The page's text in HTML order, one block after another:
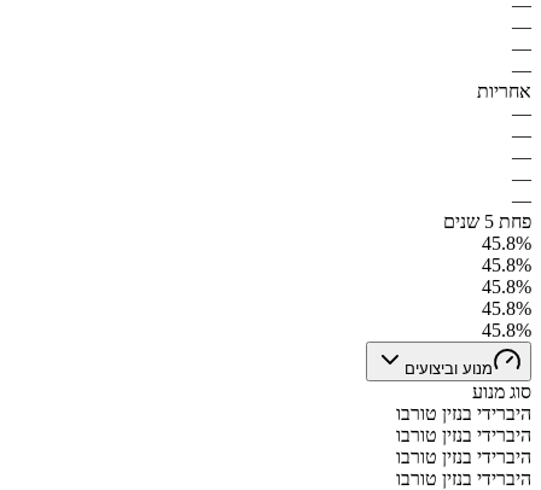
—
—
—
אחריות
—
—
—
—
—
פחת 5 שנים
45.8%
45.8%
45.8%
45.8%
45.8%
מנוע וביצועים
סוג מנוע
היברידי בנזין טורבו
היברידי בנזין טורבו
היברידי בנזין טורבו
היברידי בנזין טורבו